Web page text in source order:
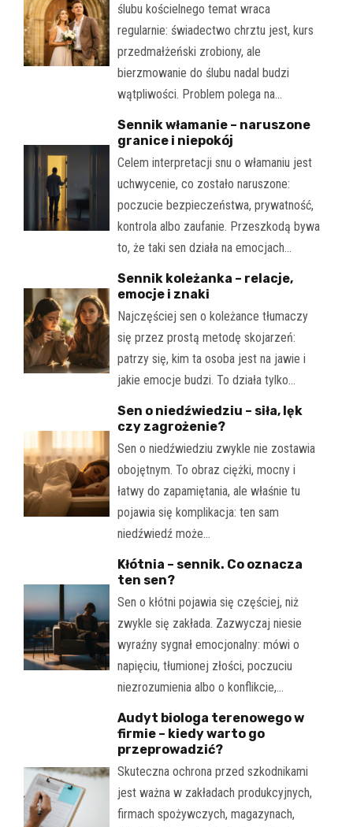
ślubu kościelnego temat wraca
regularnie: świadectwo chrztu jest, kurs
przedmałżeński zrobiony, ale
bierzmowanie do ślubu nadal budzi
wątpliwości. Problem polega na…
Sennik włamanie – naruszone
granice i niepokój
Celem interpretacji snu o włamaniu jest
uchwycenie, co zostało naruszone:
poczucie bezpieczeństwa, prywatność,
kontrola albo zaufanie. Przeszkodą bywa
to, że taki sen działa na emocjach…
Sennik koleżanka – relacje,
emocje i znaki
Najczęściej sen o koleżance tłumaczy
się przez prostą metodę skojarzeń:
patrzy się, kim ta osoba jest na jawie i
jakie emocje budzi. To działa tylko…
Sen o niedźwiedziu – siła, lęk
czy zagrożenie?
Sen o niedźwiedziu zwykle nie zostawia
obojętnym. To obraz ciężki, mocny i
łatwy do zapamiętania, ale właśnie tu
pojawia się komplikacja: ten sam
niedźwiedź może…
Kłótnia – sennik. Co oznacza
ten sen?
Sen o kłótni pojawia się częściej, niż
zwykle się zakłada. Zazwyczaj niesie
wyraźny sygnał emocjonalny: mówi o
napięciu, tłumionej złości, poczuciu
niezrozumienia albo o konflikcie,…
Audyt biologa terenowego w
firmie – kiedy warto go
przeprowadzić?
Skuteczna ochrona przed szkodnikami
jest ważna w zakładach produkcyjnych,
firmach spożywczych, magazynach,